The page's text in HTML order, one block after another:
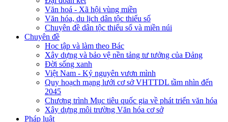
Văn hoá - Xã hội vùng miền
Văn hóa, du lịch dân tộc thiểu số
Chuyên đề dân tộc thiểu số và miền núi
Chuyên đề
Học tập và làm theo Bác
Xây dựng và bảo vệ nền tảng tư tưởng của Đảng
Đời sống xanh
Việt Nam - Kỷ nguyên vươn mình
Quy hoạch mạng lưới cơ sở VHTTDL tầm nhìn đến
2045
Chương trình Mục tiêu quốc gia về phát triển văn hóa
Xây dựng môi trường Văn hóa cơ sở
Pháp luật